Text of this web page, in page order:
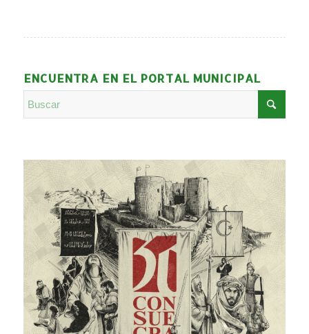
ENCUENTRA EN EL PORTAL MUNICIPAL